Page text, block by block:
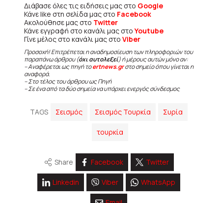
Διάβασε όλες τις ειδήσεις μας στο Google
Κάνε like στη σελίδα μας στο Facebook
Ακολούθησε μας στο Twitter
Κάνε εγγραφή στο κανάλι μας στοYoutube
Γίνε μέλος στο κανάλι μας στο Viber
Προσοχή! Επιτρέπεται η αναδημοσίευση των πληροφοριών του
παραπάνω άρθρου (όχι αυτολεξεί) ή μέρους αυτών μόνο αν:
– Αναφέρεται ως πηγή τοertnews.grστο σημείο όπου γίνεται η
αναφορά.
– Στο τέλος του άρθρου ως Πηγή
– Σε ένα από τα δύο σημεία να υπάρχει ενεργός σύνδεσμος
TAGS Σεισμός Σεισμός Τουρκία Συρία
τουρκία
Share Facebook Twitter
Linkedin Viber WhatsApp